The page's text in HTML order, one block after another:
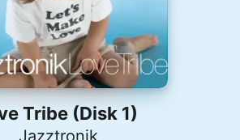
Tribe (Disk 1)
Jazztronik